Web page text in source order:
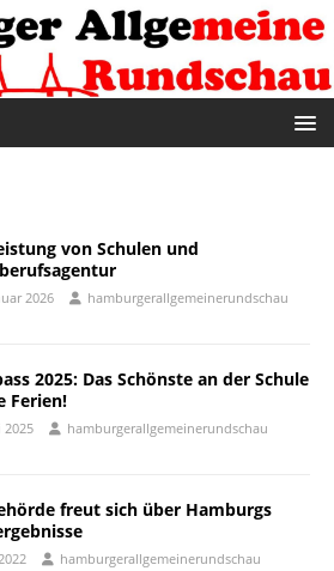
von Schulen und
2026 hamburgerallgemeinerundschau
2025: Das Schönste an der Schule
Ferien!
2025 hamburgerallgemeinerundschau
freut sich über Hamburgs
hamburgerallgemeinerundschau